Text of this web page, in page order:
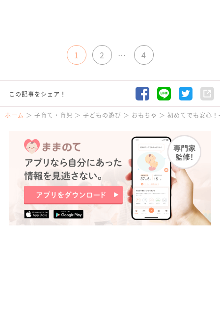
1 2 … 4
この記事をシェア！
ホーム 子育て・育児 子どもの遊び おもちゃ 初めてでも安心